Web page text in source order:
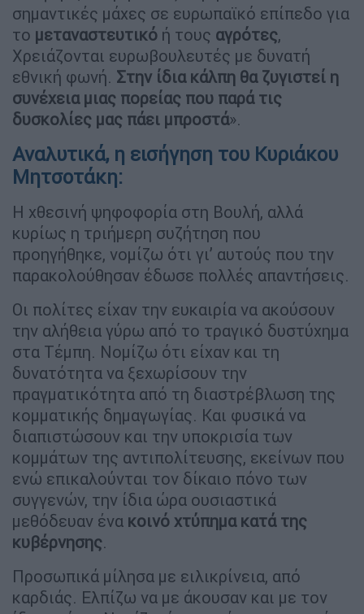
σημαντικές μάχες σε ευρωπαϊκό επίπεδο για
το μεταναστευτικό ή τους αγρότες,
Χρειάζονται ευρωβουλευτές με δυνατή
εθνική φωνή. Στην ίδια κάλπη θα ζυγιστεί η
συνέχεια μιας πορείας που παρά τις
δυσκολίες μας πάει μπροστά».
Αναλυτικά, η εισήγηση του Κυριάκου
Μητσοτάκη:
Η χθεσινή ψηφοφορία στη Βουλή, αλλά
κυρίως η τριήμερη συζήτηση που
προηγήθηκε, νομίζω ότι γι’ αυτούς που την
παρακολούθησαν έδωσε πολλές απαντήσεις.
Οι πολίτες είχαν την ευκαιρία να ακούσουν
την αλήθεια γύρω από το τραγικό δυστύχημα
στα Τέμπη. Νομίζω ότι είχαν και τη
δυνατότητα να ξεχωρίσουν την
πραγματικότητα από τη διαστρέβλωση της
κομματικής δημαγωγίας. Και φυσικά να
διαπιστώσουν και την υποκρισία των
κομμάτων της αντιπολίτευσης, εκείνων που
ενώ επικαλούνται τον δίκαιο πόνο των
συγγενών, την ίδια ώρα ουσιαστικά
μεθόδευαν ένα κοινό χτύπημα κατά της
κυβέρνησης.
Προσωπικά μίλησα με ειλικρίνεια, από
καρδιάς. Ελπίζω να με άκουσαν και με τον